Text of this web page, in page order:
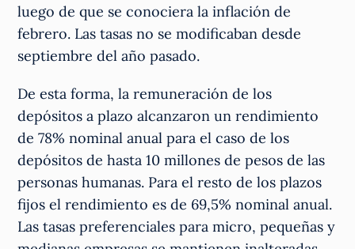
luego de que se conociera la inflación de
febrero. Las tasas no se modificaban desde
septiembre del año pasado.
De esta forma, la remuneración de los
depósitos a plazo alcanzaron un rendimiento
de 78% nominal anual para el caso de los
depósitos de hasta 10 millones de pesos de las
personas humanas. Para el resto de los plazos
fijos el rendimiento es de 69,5% nominal anual.
Las tasas preferenciales para micro, pequeñas y